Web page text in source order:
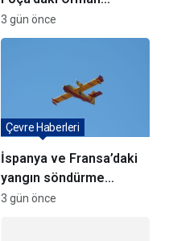
Yangınlarında
Ağaçlandırma Devam
3 gün önce
İspanya ve Fransa’daki
yangın söndürme
uçakları Türkiye’ye
Çevre Haberleri
3 gün önce